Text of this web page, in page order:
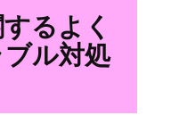
るよく
ル対処